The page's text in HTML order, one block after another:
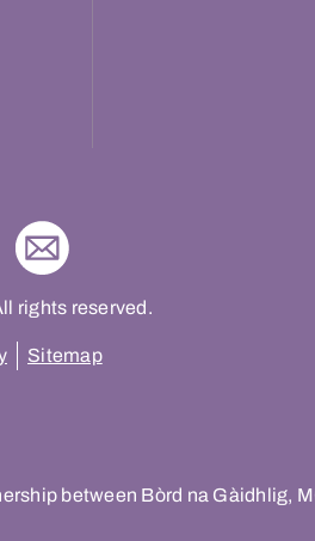
rights reserved.
Sitemap
between Bòrd na Gàidhlig,